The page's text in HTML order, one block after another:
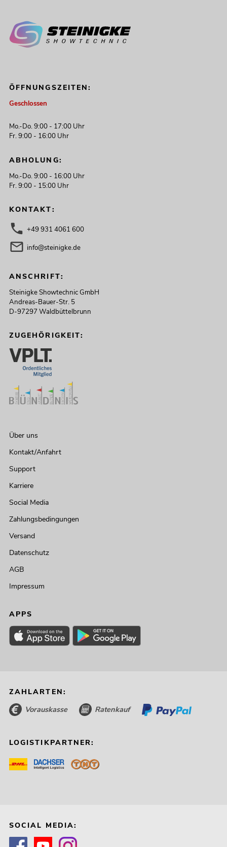
ÖFFNUNGSZEITEN:
Geschlossen
Mo.-Do. 9:00 - 17:00 Uhr
Fr. 9:00 - 16:00 Uhr
ABHOLUNG:
Mo.-Do. 9:00 - 16:00 Uhr
Fr. 9:00 - 15:00 Uhr
KONTAKT:
+49 931 4061 600
info@steinigke.de
ANSCHRIFT:
Steinigke Showtechnic GmbH
Andreas-Bauer-Str. 5
D-97297 Waldbüttelbrunn
ZUGEHÖRIGKEIT:
Über uns
Kontakt/Anfahrt
Support
Karriere
Social Media
Zahlungsbedingungen
Versand
Datenschutz
AGB
Impressum
APPS
ZAHLARTEN:
Vorauskasse Ratenkauf
LOGISTIKPARTNER:
SOCIAL MEDIA: